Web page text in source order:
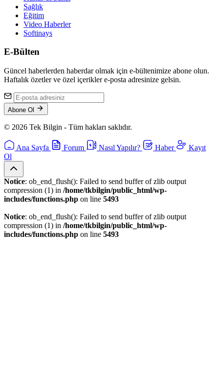
Sağlık
Eğitim
Video Haberler
Softinays
E-Bülten
Güncel haberlerden haberdar olmak için e-bültenimize abone olun.
Haftalık özetler ve özel içerikler e-posta adresinize gelsin.
Abone Ol
© 2026 Tek Bilgin - Tüm hakları saklıdır.
Ana Sayfa Forum Nasıl Yapılır? Haber
Kayıt
Ol
Notice: ob_end_flush(): Failed to send buffer of zlib output
compression (1) in /home/tkbilgin/public_html/wp-
includes/functions.php on line 5493
Notice: ob_end_flush(): Failed to send buffer of zlib output
compression (1) in /home/tkbilgin/public_html/wp-
includes/functions.php on line 5493